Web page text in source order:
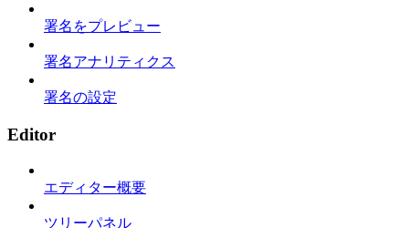
署名をプレビュー
署名アナリティクス
署名の設定
Editor
エディター概要
ツリーパネル